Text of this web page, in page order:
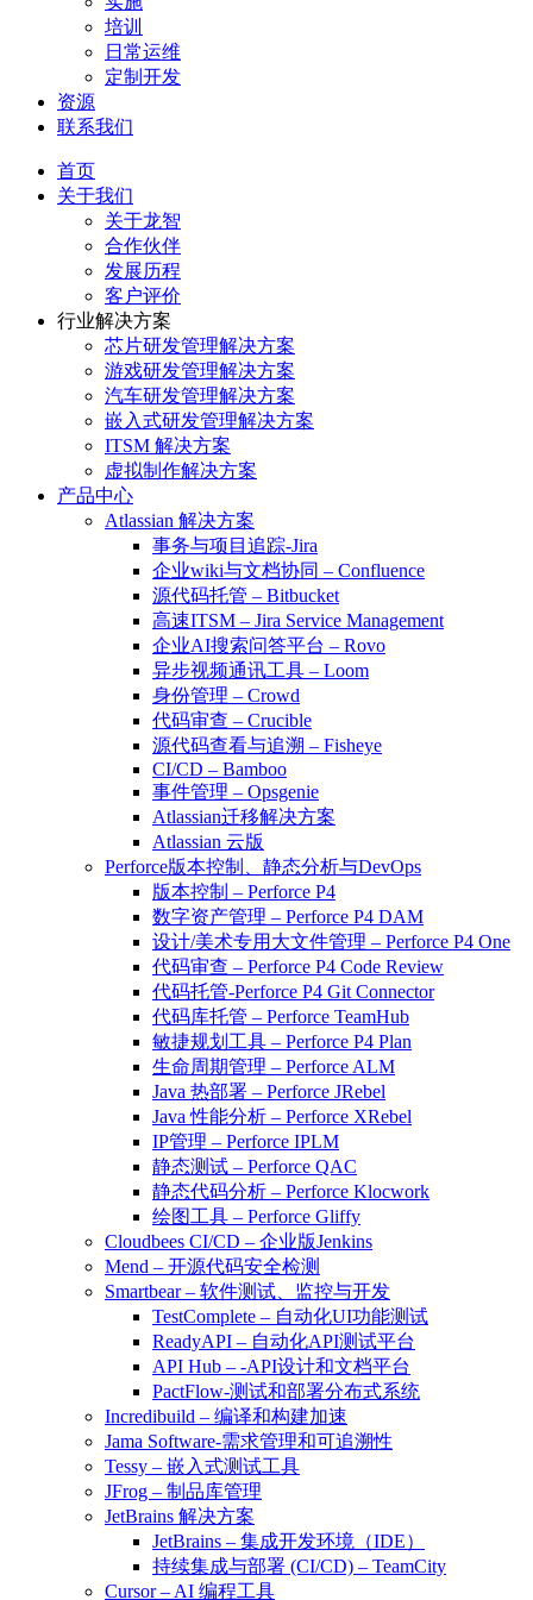
培训
日常运维
定制开发
资源
联系我们
首页
关于我们
关于龙智
合作伙伴
发展历程
客户评价
行业解决方案
芯片研发管理解决方案
游戏研发管理解决方案
汽车研发管理解决方案
嵌入式研发管理解决方案
ITSM 解决方案
虚拟制作解决方案
产品中心
Atlassian 解决方案
事务与项目追踪-Jira
企业wiki与文档协同 – Confluence
源代码托管 – Bitbucket
高速ITSM – Jira Service Management
企业AI搜索问答平台 – Rovo
异步视频通讯工具 – Loom
身份管理 – Crowd
代码审查 – Crucible
源代码查看与追溯 – Fisheye
CI/CD – Bamboo
事件管理 – Opsgenie
Atlassian迁移解决方案
Atlassian 云版
Perforce版本控制、静态分析与DevOps
版本控制 – Perforce P4
数字资产管理 – Perforce P4 DAM
设计/美术专用大文件管理 – Perforce P4 One
代码审查 – Perforce P4 Code Review
代码托管-Perforce P4 Git Connector
代码库托管 – Perforce TeamHub
敏捷规划工具 – Perforce P4 Plan
生命周期管理 – Perforce ALM
Java 热部署 – Perforce JRebel
Java 性能分析 – Perforce XRebel
IP管理 – Perforce IPLM
静态测试 – Perforce QAC
静态代码分析 – Perforce Klocwork
绘图工具 – Perforce Gliffy
Cloudbees CI/CD – 企业版Jenkins
Mend – 开源代码安全检测
Smartbear – 软件测试、监控与开发
TestComplete – 自动化UI功能测试
ReadyAPI – 自动化API测试平台
API Hub – -API设计和文档平台
PactFlow-测试和部署分布式系统
Incredibuild – 编译和构建加速
Jama Software-需求管理和可追溯性
Tessy – 嵌入式测试工具
JFrog – 制品库管理
JetBrains 解决方案
JetBrains – 集成开发环境（IDE）
持续集成与部署 (CI/CD) – TeamCity
Cursor – AI 编程工具